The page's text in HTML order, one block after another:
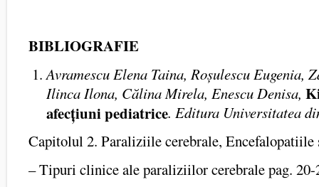
BIBLIOGRAFIE
Avramescu Elena Taina, Roșulescu Eugenia,
Ilinca Ilona, Călina Mirela, Enescu Denisa,
afecțiuni pediatrice. Editura Universitatea
Capitolul 2. Paraliziile cerebrale, Encefalopatiile
– Tipuri clinice ale paraliziilor cerebrale pag. 20-